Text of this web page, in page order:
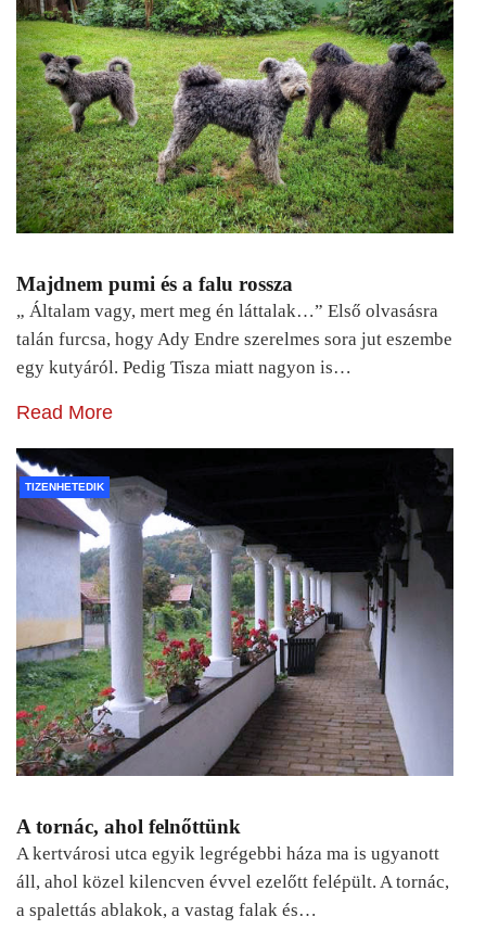
Majdnem pumi és a falu rossza
„ Általam vagy, mert meg én láttalak…” Első olvasásra
talán furcsa, hogy Ady Endre szerelmes sora jut eszembe
egy kutyáról. Pedig Tisza miatt nagyon is…
Read More
TIZENHETEDIK
A tornác, ahol felnőttünk
A kertvárosi utca egyik legrégebbi háza ma is ugyanott
áll, ahol közel kilencven évvel ezelőtt felépült. A tornác,
a spalettás ablakok, a vastag falak és…